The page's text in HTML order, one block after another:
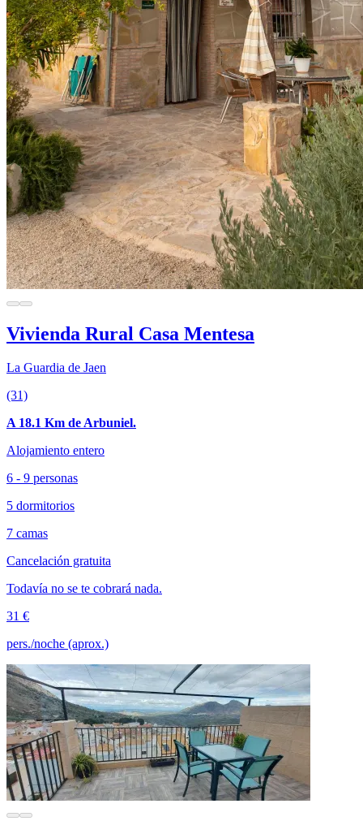
Vivienda Rural Casa Mentesa
La Guardia de Jaen
(31)
A 18.1 Km de Arbuniel.
Alojamiento entero
6 - 9 personas
5 dormitorios
7 camas
Cancelación gratuita
Todavía no se te cobrará nada.
31 €
pers./noche (aprox.)